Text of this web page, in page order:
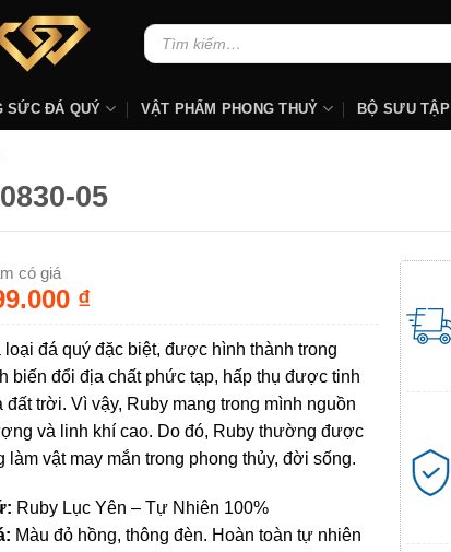
Tìm
kiếm:
SỨC ĐÁ QUÝ VẬT PHẨM PHONG THUỶ BỘ SƯU TẬP
05
có giá
₫
loại đá quý đặc biệt, được hình thành trong
biến đổi địa chất phức tạp, hấp thụ được tinh
đất trời. Vì vậy, Ruby mang trong mình nguồn
và linh khí cao. Do đó, Ruby thường được
làm vật may mắn trong phong thủy, đời sống.
Ruby Lục Yên – Tự Nhiên 100%
Màu đỏ hồng, thông đèn. Hoàn toàn tự nhiên